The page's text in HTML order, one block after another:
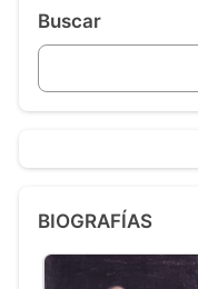
Buscar
BIOGRAFÍAS